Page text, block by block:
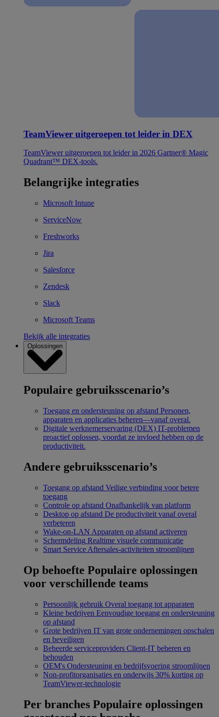
TeamViewer uitgeroepen tot leider in DEX
TeamViewer uitgeroepen tot leider in 2026 Gartner® Magic
Quadrant™ DEX-tools.
Belangrijke integraties
Microsoft Intune
ServiceNow
Freshworks
Jira
Salesforce
Zendesk
Slack
Microsoft Teams
Bekijk alle integraties
Oplossingen
Populaire gebruiksscenario’s
Toegang en ondersteuning op afstand Personen,
apparaten en applicaties beheren—vanaf overal.
Digitale werknemerservaring (DEX) IT-problemen
proactief oplossen, voordat ze invloed hebben op de
productiviteit.
Andere gebruiksscenario’s
Toegang op afstand Veilige verbinding voor betere
toegang
Controle op afstand Onafhankelijk van platform
Desktop op afstand De productiviteit vanaf overal
verbeteren
Wake-on-LAN Apparaten op afstand activeren
Schermdeling Realtime visuele communicatie
Smart Service Aftersales-activiteiten stroomlijnen
Op behoefte Populaire oplossingen
voor verschillende teams
Persoonlijk gebruik Overal toegang tot apparaten
Kleine bedrijven Eenvoudige toegang en ondersteuning
op afstand
Grote bedrijven IT van grote ondernemingen opschalen
en beveiligen
Beheerde serviceproviders Client-IT beheren en
behouden
OEM's Ondersteuning en bedrijfsvoering stroomlijnen
Non-profitorganisaties en onderwijs 30% korting op
TeamViewer-technologie
Per branches Populaire oplossingen